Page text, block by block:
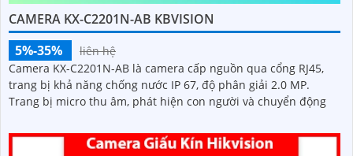
CAMERA KX-C2201N-AB KBVISION
5%-35%
liên hệ
Camera KX-C2201N-AB là camera cấp nguồn qua cổng RJ45,
trang bị khả năng chống nước IP 67, độ phân giải 2.0 MP.
Trang bị micro thu âm, phát hiện con người và chuyển động